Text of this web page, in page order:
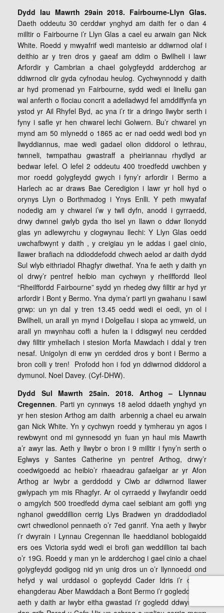
Dydd Iau Mawrth 29ain 2018. Fairbourne-Llyn Glas.
Daeth oddeutu 30 cerddwr ynghyd am daith fer o dan 4
milltir o Fairbourne i’r Llyn Glas a cael eu arwain gan Nick
White. Roedd y mwyafrif wedi manteisio ar ddiwrnod olaf i
deithio ar y tren dros y gaeaf am ddim o Bwllheli i lawr
Arfordir y Cambrian a chael golygfeydd ardderchog ar
ddiwrnod clir gyda cyfnodau heulog. Cychwynnodd y daith
ar hyd promenad yn Fairbourne, sydd wedi ei linellu gan
wal anferth o flociau concrit a adeiladwyd fel amddiffynfa yn
ystod yr Ail Rhyfel Byd, ac yna i’r tir a dringo llwybr serth i
fyny i safle yr hen chwarel lechi Golwern. Bu’r chwarel yn
mynd am 50 mlynedd o 1865 ac er nad oedd wedi bod yn
llwyddiannus, mae wedi gadael olion diddorol o lethrau,
twnneli, twmpathau gwastraff a pheiriannau rhydlyd ar
bedwar lefel. O lefel 2 oddeutu 400 troedfedd uwchben y
mor roedd golygfeydd gwych i fyny’r arfordir i Bermo a
Harlech ac ar draws Bae Ceredigion i lawr yr holl hyd o
orynys Llyn o Borthmadog i Ynys Enlli. Y peth mwyafaf
nodedig am y chwarel i’w y twll dyfn, anodd i gyrraedd,
drwy dwnnel gwlyb gyda tho isel yn llawn o ddwr llonydd
glas yn adlewyrchu y clogwynau llechi: Y Llyn Glas oedd
uwchafbwynt y daith , y creigiau yn le addas i gael cinio,
llawer brafiach na ddioddefodd chwech aelod ar daith dydd
Sul wlyb eithriadol Rhagfyr diwethaf. Yna fe aeth y daith yn
ol drwy’r pentref heibio man cychwyn y rheilffordd lleol
“Rheilffordd Fairbourne” sydd yn rhedeg dwy filltir ar hyd yr
arfordir i Bont y Bermo. Yna dyma’r parti yn gwahanu i sawl
grwp: un yn dal y tren 13.45 oedd wedi ei oedi, yn ol i
Bwllheli, un arall yn mynd i Dolgellau i siopa ac ymweld, un
arall yn mwynhau coffi a hufen ia i ddisgwyl neu cerdded
dwy filltir ymhellach i stesion Morfa Mawdach i ddal y tren
nesaf. Unigolyn di enw yn cerdded dros y bont i Bermo a
bron colli y tren! Profodd hon i fod yn ddiwrnod diddorol a
dymunol. Noel Davey. (Cyf-DHW).
Dydd Sul Mawrth 25ain. 2018. Arthog – Llynnau
Cregennen. Parti yn cynnwys 18 aelod ddaeth ynghyd yn
yr hen stesion Arthog am daith arbennig a chael eu arwain
gan Nick White. Yn y cychwyn roedd y tymherau yn agos i
rewbwynt ond mi gynnesodd yn fuan yn haul mis Mawrth
a’r awyr las. Aeth y llwybr o bron i 9 milltir i fyny’n serth o
Eglwys y Santes Catherine yn pentref Arthog, drwy’r
coedwigoedd ac heibio’r rhaeadrau gafaelgar ar yr Afon
Arthog ar lwybr a gerddodd y Clwb ar ddiwrnod llawer
gwlypach ym mis Rhagfyr. Ar ol cyrraedd y llwyfandir oedd
o amgylch 500 troedfedd dyma cael seibiant am goffi yng
nghanol gweddillion cerrig Llys Bradwen yn draddodiadol
cwrt chwedlonol pennaeth o’r 7ed ganrif. Yna aeth y llwybr
i’r dwyrain i Lynnau Cregennan lle haeddianol boblogaidd
ers oes Victoria sydd wedi ei brofi gan weddillion tai bach
o’r 19G. Roedd y man yn le ardderchog i gael cinio a chael
golygfeydd godigog nid yn unig dros un o’r llynnoedd ond
hefyd y wal urddasol o gopfeydd Cader Idris i’r de ac
ehangderau Aber Mawddach a Bont Bermo i’r gogledd. Yna
aeth y daith ar lwybr eitha gwastad i’r gogledd ddwyrain o